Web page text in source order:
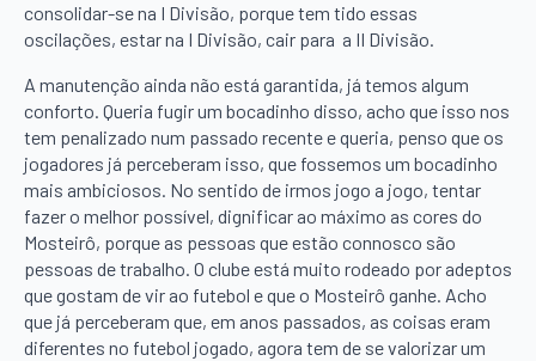
consolidar-se na I Divisão, porque tem tido essas
oscilações, estar na I Divisão, cair para a II Divisão.
A manutenção ainda não está garantida, já temos algum
conforto. Queria fugir um bocadinho disso, acho que isso nos
tem penalizado num passado recente e queria, penso que os
jogadores já perceberam isso, que fossemos um bocadinho
mais ambiciosos. No sentido de irmos jogo a jogo, tentar
fazer o melhor possível, dignificar ao máximo as cores do
Mosteirô, porque as pessoas que estão connosco são
pessoas de trabalho. O clube está muito rodeado por adeptos
que gostam de vir ao futebol e que o Mosteirô ganhe. Acho
que já perceberam que, em anos passados, as coisas eram
diferentes no futebol jogado, agora tem de se valorizar um